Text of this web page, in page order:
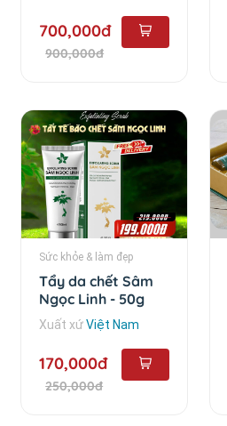
700,000đ
900,000đ
Sức khỏe & làm đẹp
Tẩy da chết Sâm
Ngọc Linh - 50g
Xuất xứViệt Nam
170,000đ
250,000đ